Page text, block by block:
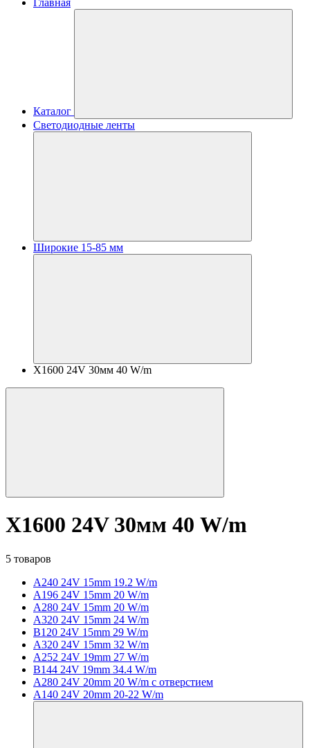
Главная
Каталог
Светодиодные ленты
Широкие 15-85 мм
X1600 24V 30мм 40 W/m
X1600 24V 30мм 40 W/m
5 товаров
A240 24V 15mm 19.2 W/m
A196 24V 15mm 20 W/m
A280 24V 15mm 20 W/m
A320 24V 15mm 24 W/m
B120 24V 15mm 29 W/m
A320 24V 15mm 32 W/m
A252 24V 19mm 27 W/m
B144 24V 19mm 34.4 W/m
A280 24V 20mm 20 W/m с отверстием
A140 24V 20mm 20-22 W/m